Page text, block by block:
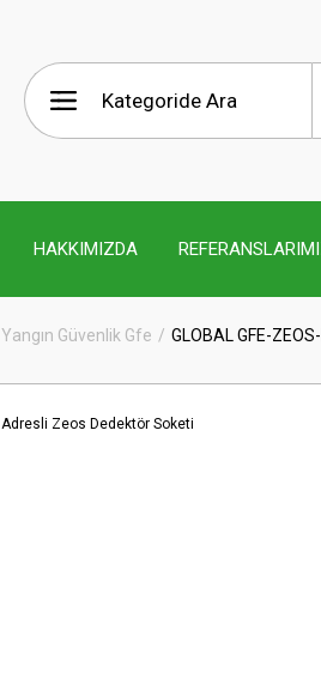
HAKKIMIZDA
Yangın Güvenlik Gfe GLOBAL GFE-